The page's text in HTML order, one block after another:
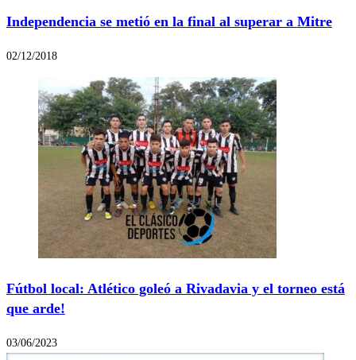
Independencia se metió en la final al superar a Mitre
02/12/2018
Fútbol local: Atlético goleó a Rivadavia y el torneo está
que arde!
03/06/2023